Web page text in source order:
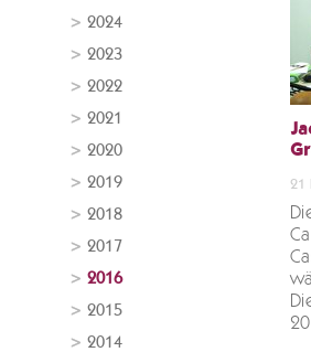
2024
2023
2022
2021
2020
2019
2018
2017
2016
2015
2014
21